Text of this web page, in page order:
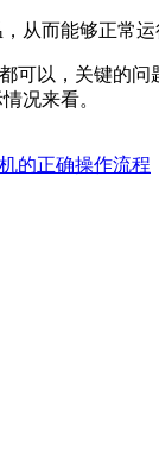
从而能够正常
可以，关键的
况来看。
的正确操作流程